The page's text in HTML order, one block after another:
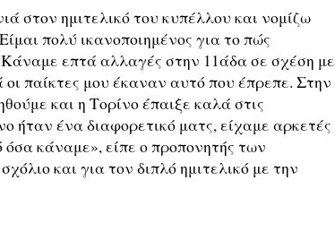
στον ημιτελικό του κυπέλλου και νομίζω
πολύ ικανοποιημένος για το πώς
Κάναμε επτά αλλαγές στην 11άδα σε σχέση με
παίκτες μου έκαναν αυτό που έπρεπε. Στην
και η Τορίνο έπαιξε καλά στις
ήταν ένα διαφορετικό ματς, είχαμε αρκετές
όσα κάναμε», είπε ο προπονητής των
και για τον διπλό ημιτελικό με την